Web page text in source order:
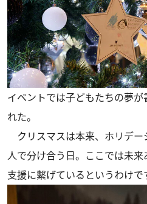
イベントでは子どもたちの夢
れた。
クリスマスは本来、ホリデー
人で分け合う日。ここでは未
支援に繫げているというわけで